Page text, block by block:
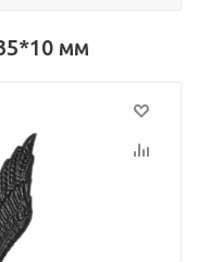
мм